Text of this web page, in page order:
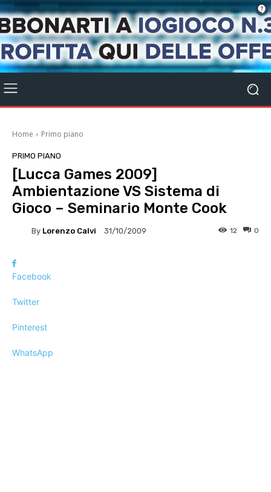
Home Primo piano
PRIMO PIANO
[Lucca Games 2009]
Ambientazione VS Sistema di
Gioco – Seminario Monte Cook
By Lorenzo Calvi 31/10/2009 0
12
Facebook
Twitter
Pinterest
WhatsApp